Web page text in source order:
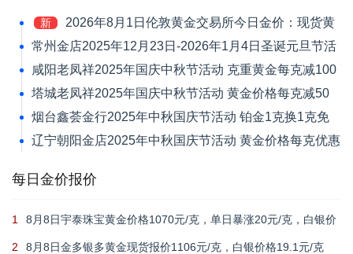
新
2026年8月1日伦敦黄金交易所今日金价：现货黄
金跌1.39%报4046.42美元/盎司
常州金店2025年12月23日-2026年1月4日圣诞元旦节活
动 黄金价格每克减120元
咸阳老凤祥2025年国庆中秋节活动 克重黄金每克减100
元
塔城老凤祥2025年国庆中秋节活动 黄金价格每克减50
元
烟台鑫荟金行2025年中秋国庆节活动 铂金1克换1克免
新品工艺费
辽宁朝阳金店2025年中秋国庆节活动 黄金价格每克优惠
每日金价报价
1
8月8日宇泰珠宝黄金价格1070元/克，单日暴涨20元/克，白银价
2
8月8日金多银多黄金现货报价1106元/克，白银价格19.1元/克